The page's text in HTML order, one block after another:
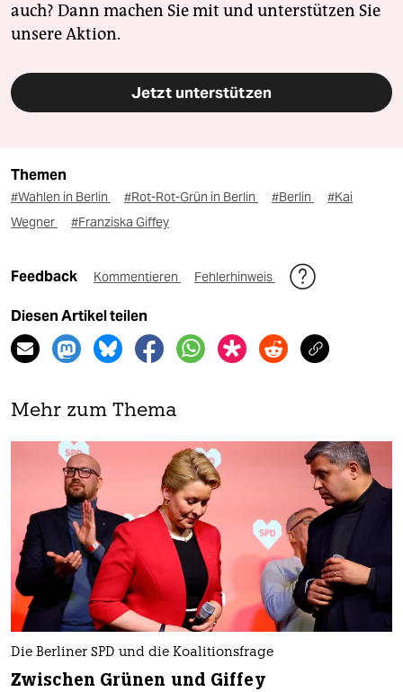
auch? Dann machen Sie mit und unterstützen Sie
unsere Aktion.
Jetzt unterstützen
Themen
#Wahlen in Berlin #Rot-Rot-Grün in Berlin #Berlin
#Kai
Wegner
#Franziska Giffey
Feedback Kommentieren Fehlerhinweis
Diesen Artikel teilen
Mehr zum Thema
Die Berliner SPD und die Koalitionsfrage
Zwischen Grünen und Giffey